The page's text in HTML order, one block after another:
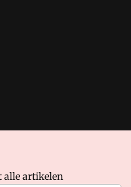
Lees in
van deze site zijn de
alle artikelen